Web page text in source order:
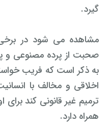
گیرد.
مشاهده می شود در
صحبت از پرده مصنوعی و
به ذکر است که فریب
اخلاقی و مخالف با
ترمیم غیر قانونی کند
همراه دارد.